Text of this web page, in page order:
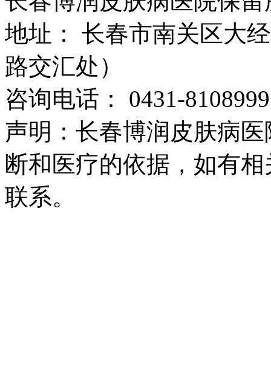
地址： 长春市南关区大
路交汇处）
咨询电话： 0431-
声明：长春博润皮肤病
断和医疗的依据，如有
联系。